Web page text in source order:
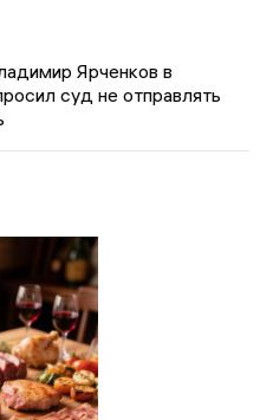
Ярченков в
суд не отправлять